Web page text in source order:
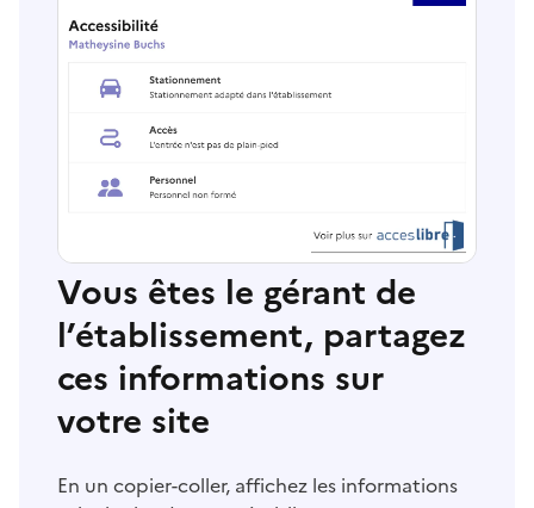
Vous êtes le gérant de
l’établissement, partagez
ces informations sur
votre site
En un copier-coller, affichez les informations